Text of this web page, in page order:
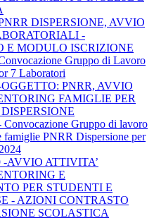
DISPERSIONE, AVVIO
-
E MODULO ISCRIZIONE
Gruppo di Lavoro
7 Laboratori
OGGETTO: PNRR, AVVIO
FAMIGLIE PER
Convocazione Gruppo di lavoro
famiglie PNRR Dispersione per
-AVVIO ATTIVITA’
E
PER STUDENTI E
- AZIONI CONTRASTO
SCOLASTICA